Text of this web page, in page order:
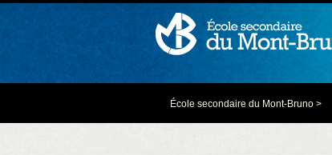
École secondaire du Mont-Bruno >